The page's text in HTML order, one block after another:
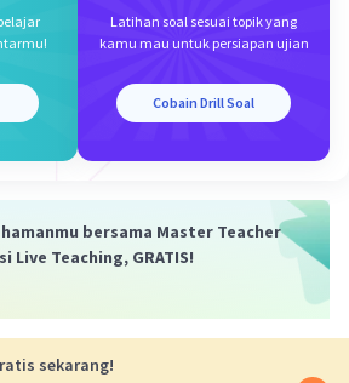
Latihan soal sesuai topik yang
kamu mau untuk persiapan ujian
Cobain Drill Soal
bersama Master Teacher
Live Teaching, GRATIS!
sekarang!